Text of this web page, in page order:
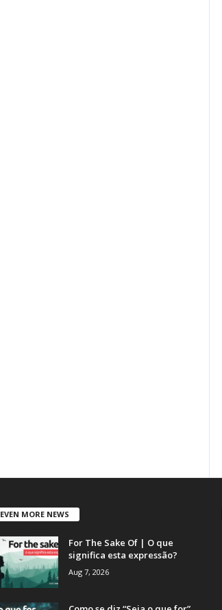
EVEN MORE NEWS
For The Sake Of | O que
significa esta expressão?
Aug 7, 2026